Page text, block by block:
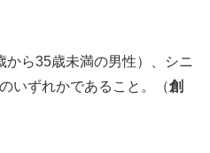
から35歳未満の男性）、シニ
いずれかであること。（創